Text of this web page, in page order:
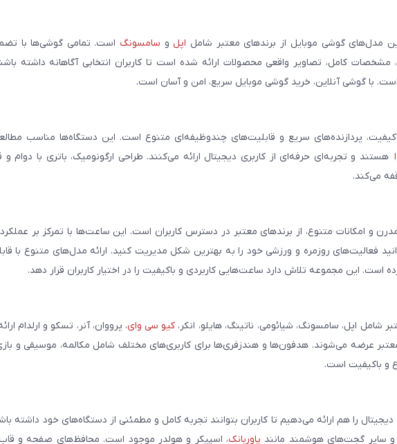
مدل‌های گوشی موبایل از برندهای معتبر شامل اپل و سامسونگ است. تمامی گوشی‌ها با
کامل، تصاویر واقعی محصولات ارائه شده است تا کاربران انتخابی آگاهانه داشته
با گوشی آنلاین، خرید گوشی موبایل سریع، امن و آسان است.
پردازنده‌های سریع و قابلیت‌های چندوظیفه‌ای متنوع است. این دستگاه‌ها مناسب
هستند و تجربه‌ای حرفه‌ای از کاربری دیجیتال ارائه می‌کنند. طراحی ارگونومیک، باتری با دوام و
می‌کند.
و امکانات متنوع، از برندهای معتبر در دسترس کاربران است. این ساعت‌ها با تمرکز بر
فعالیت‌های روزمره و ورزشی خود را به بهترین شکل مدیریت کنید. ارائه مدل‌های متنوع با
این مجموعه تلاش دارد ساعت‌هایی کاربردی و باکیفیت را در اختیار کاربران قرار دهد.
اپل، سامسونگ، شیائومی، ناتینگ، هایلو، انکر، کیو سی وای، پرووان، آنر، تسکو و ارلدام
معتبر عرضه می‌شوند. هدفون‌ها و هندزفری‌ها برای کاربری‌های مختلف شامل مکالمه، موسیقی و
و باکیفیت است.
را هم ارائه می‌دهیم تا کاربران بتوانند تجربه کامل و مطمئنی از دستگاه‌های خود داشته
و سایر گجت‌های هوشمند مانند پاوربانک، اسپیکر و هولدر موجود است. محافظ‌های صفحه و